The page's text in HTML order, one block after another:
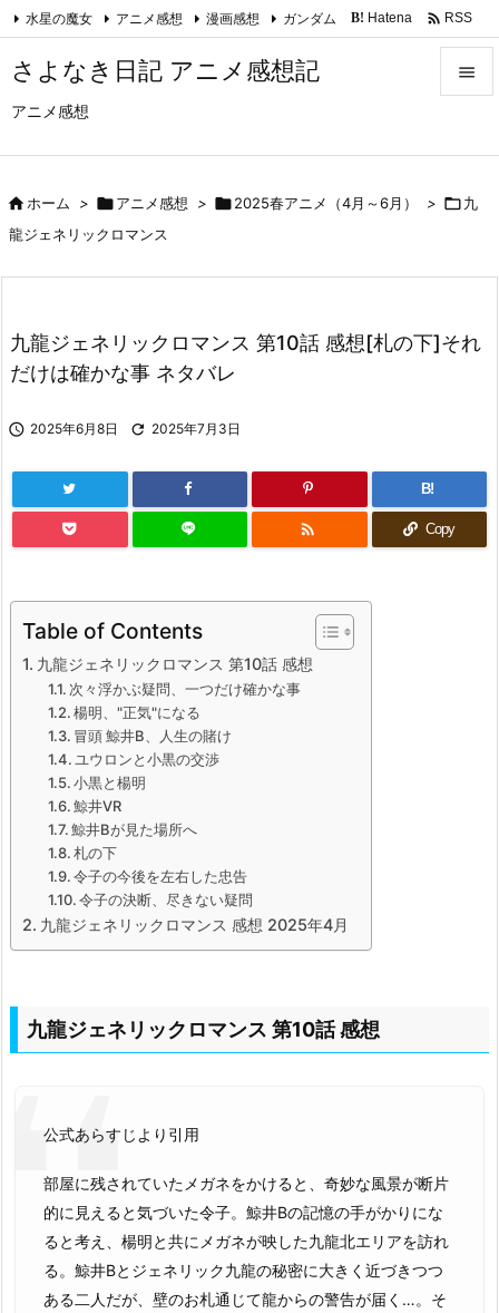
さよなき日記 アニメ感想記
アニメ感想

サイド

水星の魔女 アニメ感想 漫画感想 ガンダム B! Hatena  RSS
ホーム > アニメ感想 > 2025春アニメ（4月～6月） > 九
龍ジェネリックロマンス
九龍ジェネリックロマンス 第10話 感想[札の下]それ
だけは確かな事 ネタバレ
 2025年6月8日  2025年7月3日
B!
 Copy
Table of Contents
九龍ジェネリックロマンス 第10話 感想
次々浮かぶ疑問、一つだけ確かな事
楊明、"正気"になる
冒頭 鯨井B、人生の賭け
ユウロンと小黒の交渉
小黒と楊明
鯨井VR
鯨井Bが見た場所へ
札の下
令子の今後を左右した忠告
令子の決断、尽きない疑問
九龍ジェネリックロマンス 感想 2025年4月
九龍ジェネリックロマンス 第10話 感想
公式あらすじより引用
部屋に残されていたメガネをかけると、奇妙な風景が断片
的に見えると気づいた令子。鯨井Bの記憶の手がかりにな
ると考え、楊明と共にメガネが映した九龍北エリアを訪れ
る。鯨井Bとジェネリック九龍の秘密に大きく近づきつつ
ある二人だが、壁のお札通じて龍からの警告が届く…。そ